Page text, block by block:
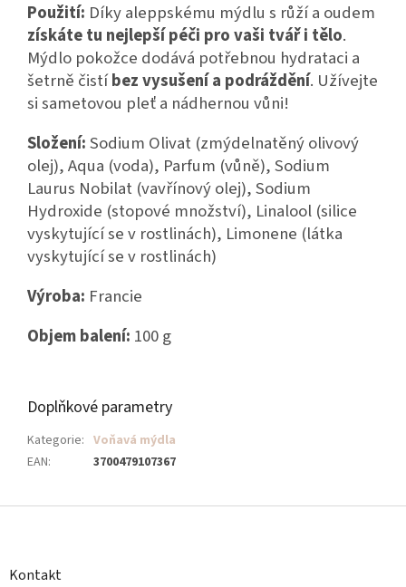
Použití: Díky aleppskému mýdlu s růží a oudem
získáte tu nejlepší péči pro vaši tvář i tělo.
Mýdlo pokožce dodává potřebnou hydrataci a
šetrně čistíbez vysušení a podráždění. Užívejte
si sametovou pleť a nádhernou vůni!
Složení:Sodium Olivat (zmýdelnatěný olivový
olej), Aqua (voda), Parfum (vůně), Sodium
Laurus Nobilat (vavřínový olej), Sodium
Hydroxide (stopové množství), Linalool (silice
vyskytující se v rostlinách), Limonene (látka
vyskytující se v rostlinách)
Výroba: Francie
Objem balení: 100 g
Doplňkové parametry
Kategorie: Voňavá mýdla
EAN: 3700479107367
Z
Kontakt